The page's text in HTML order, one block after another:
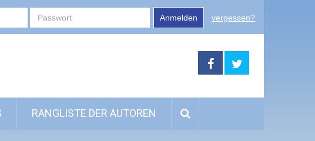
Anmelden vergessen?
RANGLISTE DER AUTOREN